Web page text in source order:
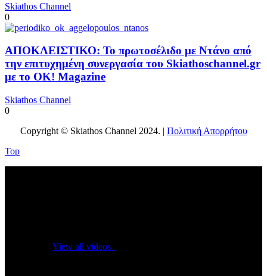
Skiathos Channel
0
ΑΠΟΚΛΕΙΣΤΙΚΟ: Το πρωτοσέλιδο με Ντάνο από
την επιτυχημένη συνεργασία του Skiathoschannel.gr
με το OK! Magazine
Skiathos Channel
0
Copyright © Skiathos Channel 2024. | Πολιτική Απορρήτου
Top
View all videos